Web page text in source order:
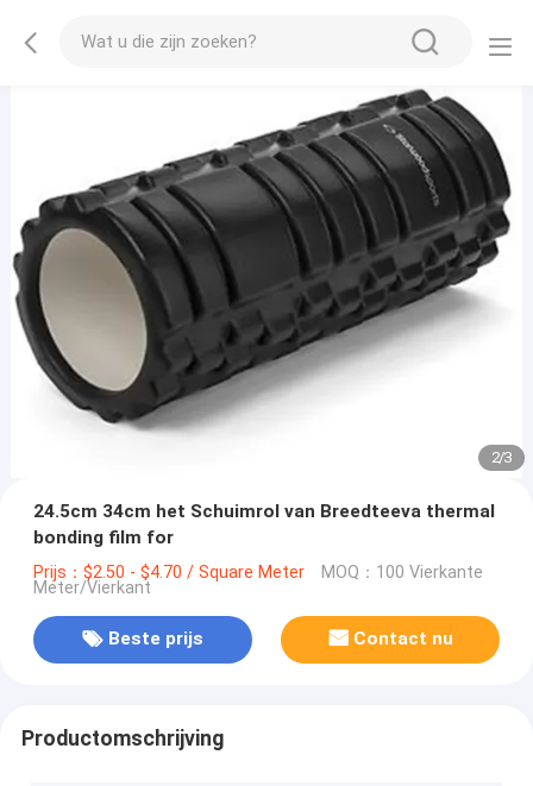
2/3
24.5cm 34cm het Schuimrol van Breedteeva thermal
bonding film for
Prijs：$2.50 - $4.70 / Square Meter MOQ：100 Vierkante
Meter/Vierkant
Beste prijs Contact nu
Productomschrijving